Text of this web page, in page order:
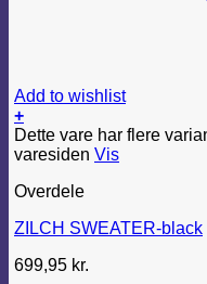
Add to wishlist
+
Dette vare har flere
varesiden Vis
Overdele
ZILCH SWEATER-black
699,95 kr.